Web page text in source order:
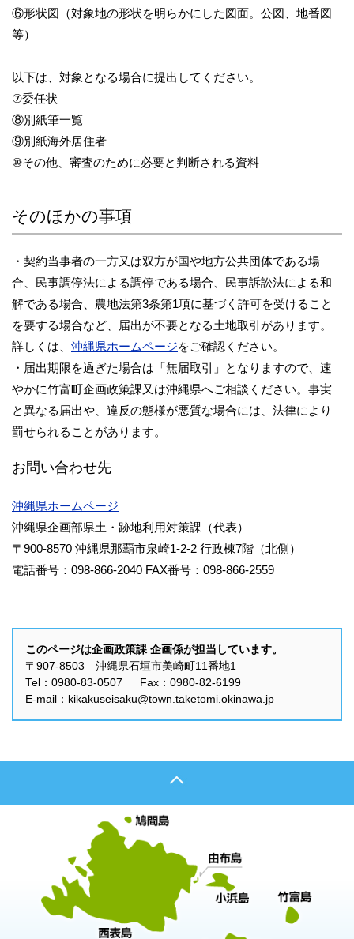
⑥形状図（対象地の形状を明らかにした図面。公図、地番図
等）
以下は、対象となる場合に提出してください。
⑦委任状
⑧別紙筆一覧
⑨別紙海外居住者
⑩その他、審査のために必要と判断される資料
そのほかの事項
・契約当事者の一方又は双方が国や地方公共団体である場
合、民事調停法による調停である場合、民事訴訟法による和
解である場合、農地法第3条第1項に基づく許可を受けること
を要する場合など、届出が不要となる土地取引があります。
詳しくは、 沖縄県ホームページをご確認ください。
・届出期限を過ぎた場合は「無届取引」となりますので、速
やかに竹富町企画政策課又は沖縄県へご相談ください。事実
と異なる届出や、違反の態様が悪質な場合には、法律により
罰せられることがあります。
お問い合わせ先
沖縄県ホームページ
沖縄県企画部県土・跡地利用対策課（代表）
〒900-8570 沖縄県那覇市泉崎1-2-2 行政棟7階（北側）
電話番号：098-866-2040 FAX番号：098-866-2559
このページは企画政策課 企画係が担当しています。
〒907-8503 沖縄県石垣市美崎町11番地1
Tel：0980-83-0507 Fax：0980-82-6199
E-mail：kikakuseisaku@town.taketomi.okinawa.jp